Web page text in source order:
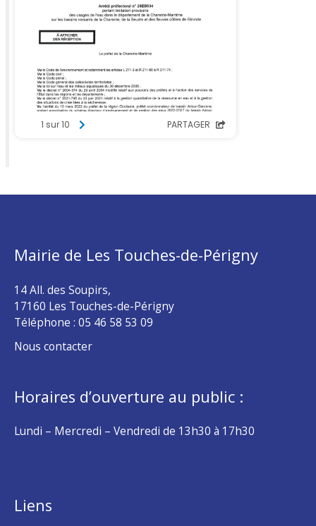
Mairie de Les Touches-de-Périgny
14 All. des Soupirs,
17160 Les Touches-de-Périgny
Téléphone : 05 46 58 53 09
Nous contacter
Horaires d’ouverture au public :
Lundi – Mercredi – Vendredi de 13h30 à 17h30
Liens